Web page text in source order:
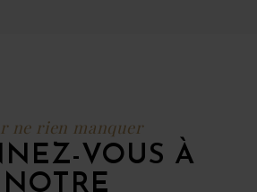
ne rien manquer
VOUS À
NOTRE